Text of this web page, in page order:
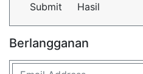
Submit Hasil
Berlangganan